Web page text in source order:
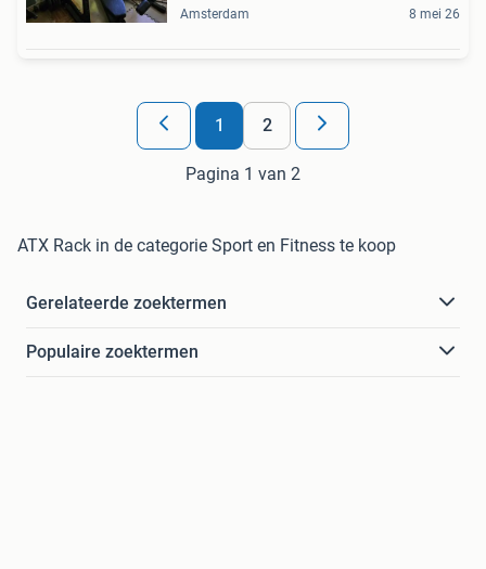
Amsterdam 8 mei 26
1 2
Pagina 1 van 2
ATX Rack in de categorie Sport en Fitness te koop
Gerelateerde zoektermen
Populaire zoektermen